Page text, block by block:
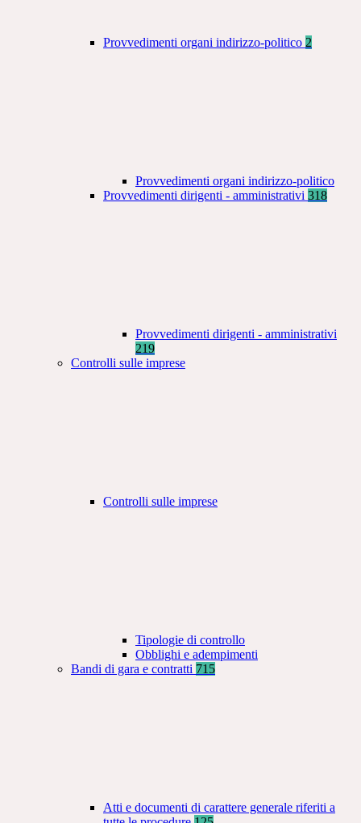
Provvedimenti organi indirizzo-politico 2
Provvedimenti organi indirizzo-politico
Provvedimenti dirigenti - amministrativi 318
Provvedimenti dirigenti - amministrativi
219
Controlli sulle imprese
Controlli sulle imprese
Tipologie di controllo
Obblighi e adempimenti
Bandi di gara e contratti 715
Atti e documenti di carattere generale riferiti a